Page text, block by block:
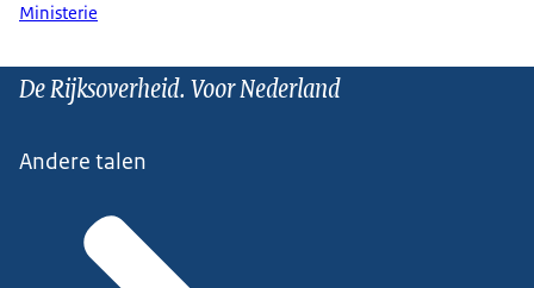
Ministerie
De Rijksoverheid. Voor Nederland
Andere talen